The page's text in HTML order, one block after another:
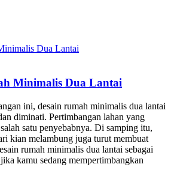
Minimalis Dua Lantai
ini, desain rumah minimalis dua lantai
diminati. Pertimbangan lahan yang
satu penyebabnya. Di samping itu,
kian melambung juga turut membuat
rumah minimalis dua lantai sebagai
kamu sedang mempertimbangkan